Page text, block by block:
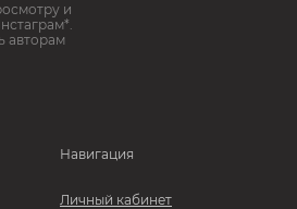
и
авторам
Навигация
Личный кабинет